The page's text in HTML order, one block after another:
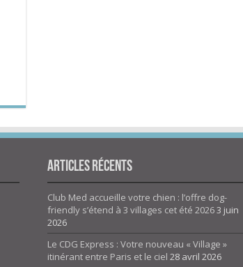
Articles Récents
Club Med accueille votre chien : l’offre dog-
friendly s’étend à 3 villages cet été 20263 juin
2026
Le CDG Express : Votre nouveau « Village »
itinérant entre Paris et le ciel 28 avril 2026